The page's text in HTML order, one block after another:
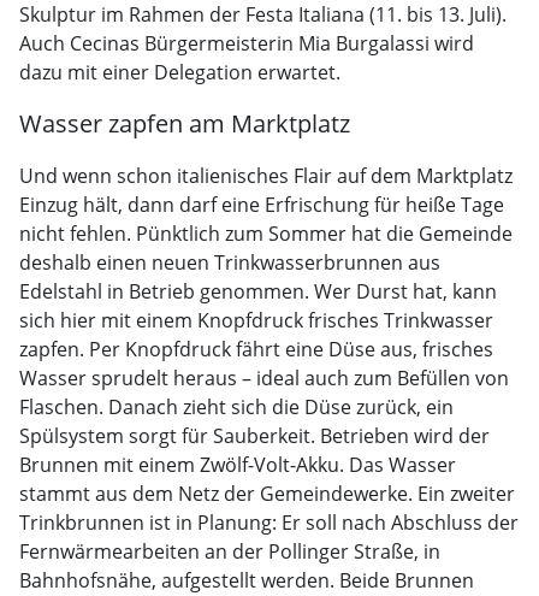
Skulptur im Rahmen der Festa Italiana (11. bis 13. Juli).
Auch Cecinas Bürgermeisterin Mia Burgalassi wird
dazu mit einer Delegation erwartet.
Wasser zapfen am Marktplatz
Und wenn schon italienisches Flair auf dem Marktplatz
Einzug hält, dann darf eine Erfrischung für heiße Tage
nicht fehlen. Pünktlich zum Sommer hat die Gemeinde
deshalb einen neuen Trinkwasserbrunnen aus
Edelstahl in Betrieb genommen. Wer Durst hat, kann
sich hier mit einem Knopfdruck frisches Trinkwasser
zapfen. Per Knopfdruck fährt eine Düse aus, frisches
Wasser sprudelt heraus – ideal auch zum Befüllen von
Flaschen. Danach zieht sich die Düse zurück, ein
Spülsystem sorgt für Sauberkeit. Betrieben wird der
Brunnen mit einem Zwölf-Volt-Akku. Das Wasser
stammt aus dem Netz der Gemeindewerke. Ein zweiter
Trinkbrunnen ist in Planung: Er soll nach Abschluss der
Fernwärmearbeiten an der Pollinger Straße, in
Bahnhofsnähe, aufgestellt werden. Beide Brunnen